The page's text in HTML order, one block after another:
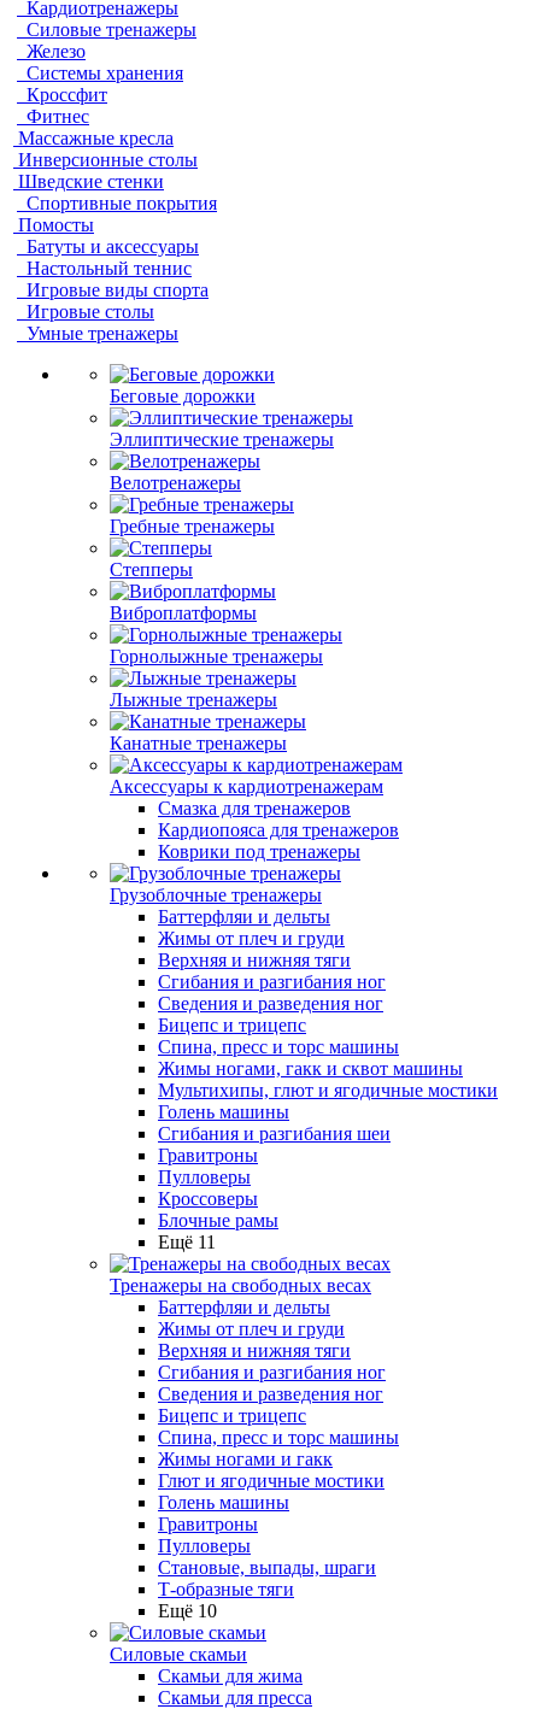
Кардиотренажеры
Силовые тренажеры
Железо
Системы хранения
Кроссфит
Фитнес
Массажные кресла
Инверсионные столы
Шведские стенки
Спортивные покрытия
Помосты
Батуты и аксессуары
Настольный теннис
Игровые виды спорта
Игровые столы
Умные тренажеры
Беговые дорожки
Эллиптические тренажеры
Велотренажеры
Гребные тренажеры
Степперы
Виброплатформы
Горнолыжные тренажеры
Лыжные тренажеры
Канатные тренажеры
Аксессуары к кардиотренажерам
Смазка для тренажеров
Кардиопояса для тренажеров
Коврики под тренажеры
Грузоблочные тренажеры
Баттерфляи и дельты
Жимы от плеч и груди
Верхняя и нижняя тяги
Сгибания и разгибания ног
Сведения и разведения ног
Бицепс и трицепс
Спина, пресс и торс машины
Жимы ногами, гакк и сквот машины
Мультихипы, глют и ягодичные мостики
Голень машины
Сгибания и разгибания шеи
Гравитроны
Пулловеры
Кроссоверы
Блочные рамы
Ещё 11
Тренажеры на свободных весах
Баттерфляи и дельты
Жимы от плеч и груди
Верхняя и нижняя тяги
Сгибания и разгибания ног
Сведения и разведения ног
Бицепс и трицепс
Спина, пресс и торс машины
Жимы ногами и гакк
Глют и ягодичные мостики
Голень машины
Гравитроны
Пулловеры
Становые, выпады, шраги
Т-образные тяги
Ещё 10
Силовые скамьи
Скамьи для жима
Скамьи для пресса